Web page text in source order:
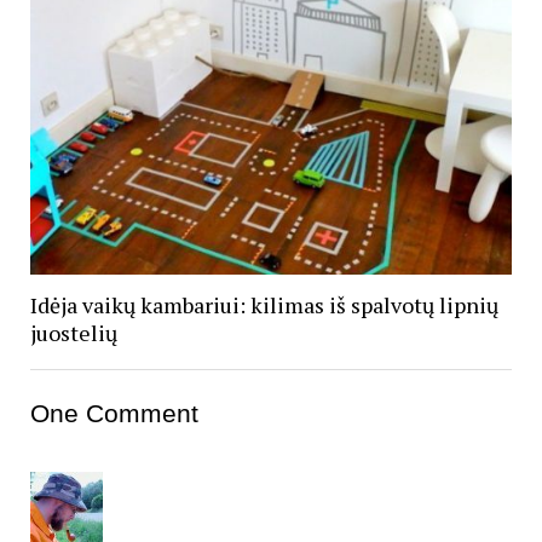
Idėja vaikų kambariui: kilimas iš spalvotų lipnių
juostelių
One Comment